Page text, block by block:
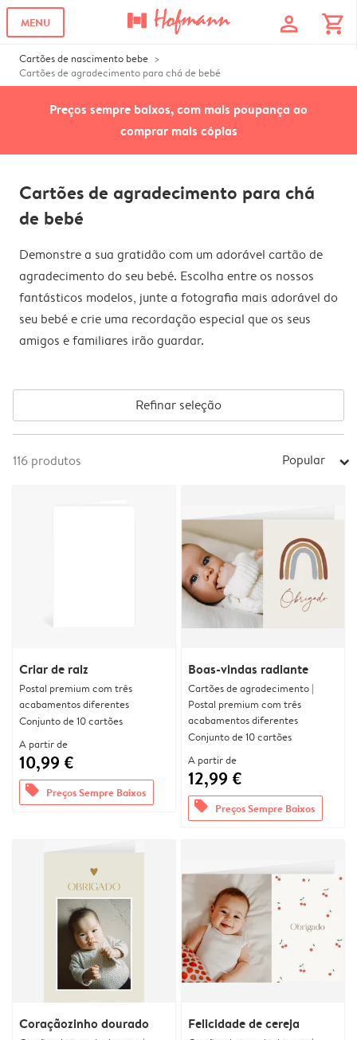
MENU profile shopping_cart
Cartões de nascimento bebe
Cartões de agradecimento para chá de bebé
Preços sempre baixos, com mais poupança ao
comprar mais cópias
Cartões de agradecimento para chá
de bebé
Demonstre a sua gratidão com um adorável cartão de
agradecimento do seu bebé. Escolha entre os nossos
fantásticos modelos, junte a fotografia mais adorável do
seu bebé e crie uma recordação especial que os seus
amigos e familiares irão guardar.
Refinar seleção
116 produtos Popular arrow_right
Criar de raiz
Postal premium com três
acabamentos diferentes
Conjunto de 10 cartões
A partir de
10,99 €
offers Preços Sempre Baixos
Boas-vindas radiante
Cartões de agradecimento |
Postal premium com três
acabamentos diferentes
Conjunto de 10 cartões
A partir de
12,99 €
offers Preços Sempre Baixos
Coraçãozinho dourado Felicidade de cereja